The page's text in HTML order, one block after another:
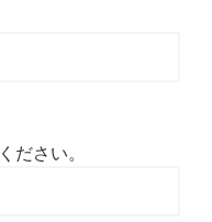
ださい。